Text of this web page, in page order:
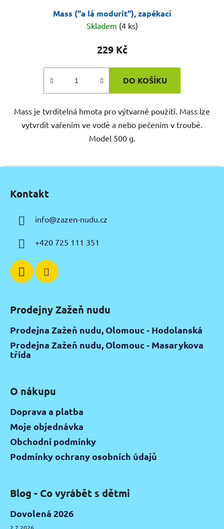
Mass ("a lá modurit"), zapékací
Skladem (4 ks)
229 Kč
DO KOŠÍKU
Mass je tvrditelná hmota pro výtvarné použití. Mass lze
vytvrdit vařením ve vodě a nebo pečením v troubě.
Model 500 g.
Kontakt
info@zazen-nudu.cz
+420 725 111 351
Prodejny Zažeň nudu
Prodejna Zažeň nudu, Olomouc - Hodolanská
Prodejna Zažeň nudu, Olomouc - Masarykova
třída
O nákupu
Doprava a platba
Moje objednávka
Obchodní podmínky
Podmínky ochrany osobních údajů
Blog - Co vyrábět s dětmi
Dovolená 2026